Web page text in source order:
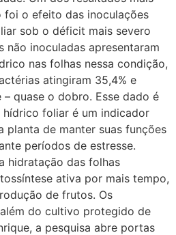
o efeito das inoculações
sob o déficit mais severo
não inoculadas apresentaram
nas folhas nessa condição,
atingiram 35,4% e
quase o dobro. Esse dado é
foliar é um indicador
planta de manter suas funções
períodos de estresse.
hidratação das folhas
ativa por mais tempo,
de frutos. Os
do cultivo protegido de
a pesquisa abre portas